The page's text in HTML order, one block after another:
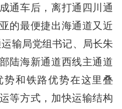
通车后，离打通四川通
的最便捷出海通道又近
输局党组书记、局长朱
陆海新通道西线主通道
和铁路优势在这里叠
等方式，加快运输结构